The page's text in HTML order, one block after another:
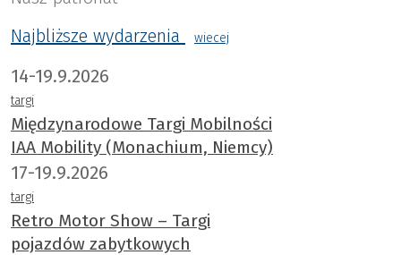
Najbliższe wydarzenia
wiecej
14-19.9.2026
targi
Międzynarodowe Targi Mobilności
IAA Mobility (Monachium, Niemcy)
17-19.9.2026
targi
Retro Motor Show – Targi
pojazdów zabytkowych